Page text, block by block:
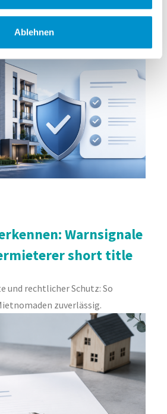
Ablehnen
Warnsignale
short title
und rechtlicher Schutz: So
zuverlässig.